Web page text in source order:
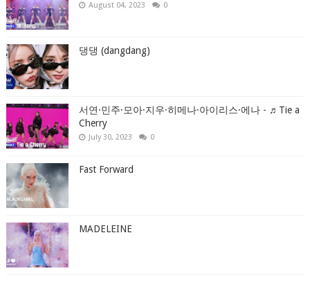
August 04, 2023 0
댕댕 (dangdang)
서연·민주·모아·지우·히메나·아이리스·에나 - ♬Tie a
Cherry
July 30, 2023 0
Fast Forward
MADELEINE